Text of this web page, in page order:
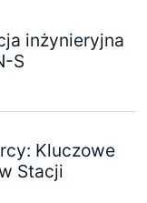
inżynieryjna
S
Kluczowe
Stacji